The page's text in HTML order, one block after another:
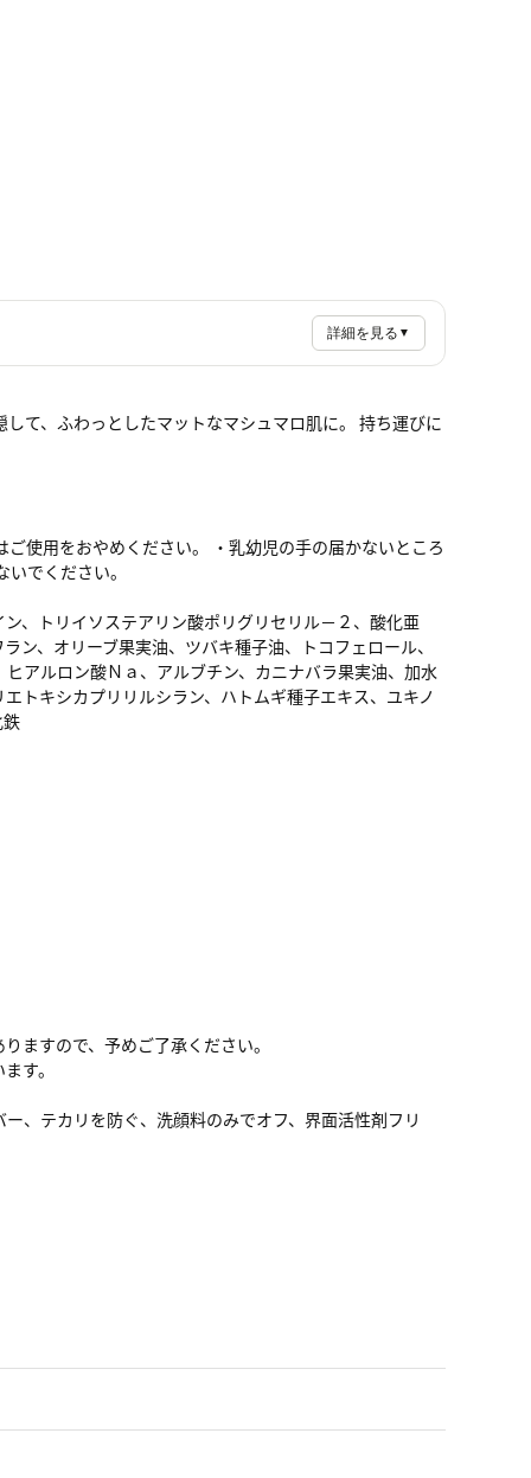
詳細を見る ▼
て、ふわっとしたマットなマシュマロ肌に。 持ち運びに
使用をおやめください。 ・乳幼児の手の届かないところ
でください。
、トリイソステアリン酸ポリグリセリル－２、酸化亜
、オリーブ果実油、ツバキ種子油、トコフェロール、
アルロン酸Ｎａ、アルブチン、カニナバラ果実油、加水
トキシカプリリルシラン、ハトムギ種子エキス、ユキノ
ますので、予めご了承ください。
す。
、テカリを防ぐ、洗顔料のみでオフ、界面活性剤フリ